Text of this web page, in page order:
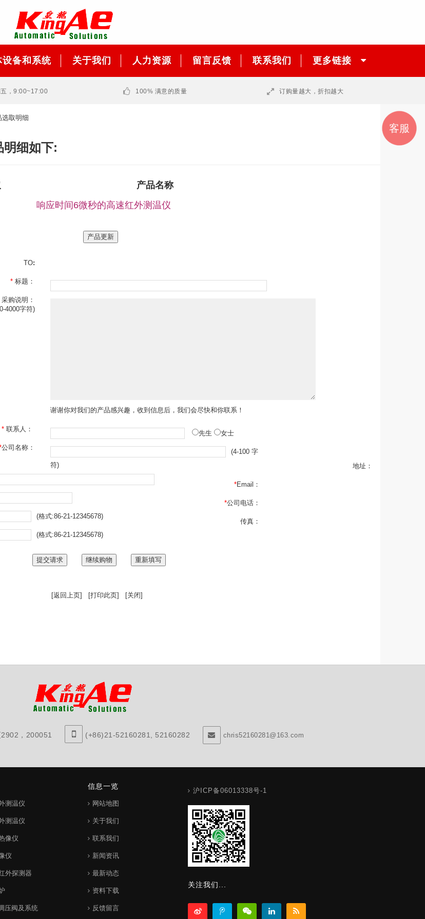
设备和系统 关于我们 人力资源 留言反馈 联系我们 更多链接
五，9:00~17:00 100% 满意的质量 订购量越大，折扣越大
选取明细
明细如下:
产品名称
响应时间6微秒的高速红外测温仪
TO:
*标题：
购说明：
4000字符)
谢谢你对我们的产品感兴趣，收到信息后，我们会尽快和你联系！
*联系人：
先生
女士
公司名称：
(4-100 字
符)
地址：
*Email：
*公司电话：
(格式:86-21-12345678)
传真：
(格式:86-21-12345678)
[返回上页] [打印此页] [关闭]
，200051 (+86)21-52160281, 52160282 chris52160281@163.com
测温仪
测温仪
像仪
仪
外探测器
压阀及系统
信息一览
网站地图
关于我们
联系我们
新闻资讯
最新动态
资料下载
反馈留言
沪ICP备06013338号-1
关注我们...
客服
销售
一
销售
二
邮件
咨询
联系
我们